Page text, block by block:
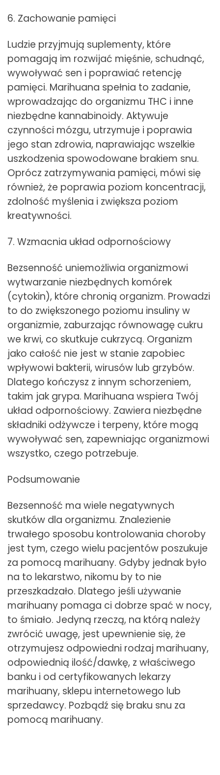
6. Zachowanie pamięci
Ludzie przyjmują suplementy, które
pomagają im rozwijać mięśnie, schudnąć,
wywoływać sen i poprawiać retencję
pamięci. Marihuana spełnia to zadanie,
wprowadzając do organizmu THC i inne
niezbędne kannabinoidy. Aktywuje
czynności mózgu, utrzymuje i poprawia
jego stan zdrowia, naprawiając wszelkie
uszkodzenia spowodowane brakiem snu.
Oprócz zatrzymywania pamięci, mówi się
również, że poprawia poziom koncentracji,
zdolność myślenia i zwiększa poziom
kreatywności.
7. Wzmacnia układ odpornościowy
Bezsenność uniemożliwia organizmowi
wytwarzanie niezbędnych komórek
(cytokin), które chronią organizm. Prowadzi
to do zwiększonego poziomu insuliny w
organizmie, zaburzając równowagę cukru
we krwi, co skutkuje cukrzycą. Organizm
jako całość nie jest w stanie zapobiec
wpływowi bakterii, wirusów lub grzybów.
Dlatego kończysz z innym schorzeniem,
takim jak grypa. Marihuana wspiera Twój
układ odpornościowy. Zawiera niezbędne
składniki odżywcze i terpeny, które mogą
wywoływać sen, zapewniając organizmowi
wszystko, czego potrzebuje.
Podsumowanie
Bezsenność ma wiele negatywnych
skutków dla organizmu. Znalezienie
trwałego sposobu kontrolowania choroby
jest tym, czego wielu pacjentów poszukuje
za pomocą marihuany. Gdyby jednak było
na to lekarstwo, nikomu by to nie
przeszkadzało. Dlatego jeśli używanie
marihuany pomaga ci dobrze spać w nocy,
to śmiało. Jedyną rzeczą, na którą należy
zwrócić uwagę, jest upewnienie się, że
otrzymujesz odpowiedni rodzaj marihuany,
odpowiednią ilość/dawkę, z właściwego
banku i od certyfikowanych lekarzy
marihuany, sklepu internetowego lub
sprzedawcy. Pozbądź się braku snu za
pomocą marihuany.